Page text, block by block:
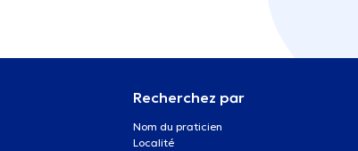
Recherchez par
Nom du praticien
Localité